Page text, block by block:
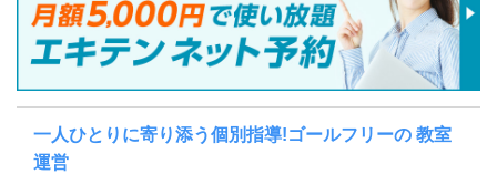
一人ひとりに寄り添う個別指導!ゴールフリーの 教室
運営